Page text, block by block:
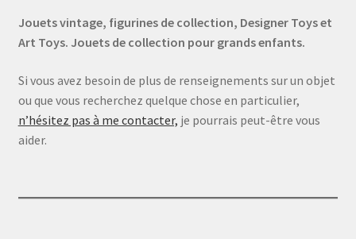
Jouets vintage, figurines de collection, Designer Toys et
Art Toys. Jouets de collection pour grands enfants.
Si vous avez besoin de plus de renseignements sur un objet
ou que vous recherchez quelque chose en particulier,
n’hésitez pas à me contacter, je pourrais peut-être vous
aider.